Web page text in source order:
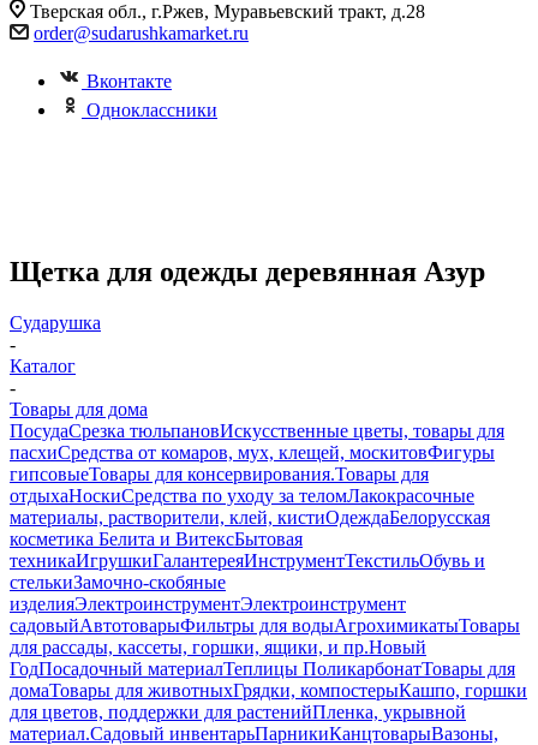
Тверская обл., г.Ржев, Муравьевский тракт, д.28
order@sudarushkamarket.ru
Вконтакте
Одноклассники
Щетка для одежды деревянная Азур
Сударушка
-
Каталог
-
Товары для дома
ПосудаСрезка тюльпановИскусственные цветы, товары для
пасхиСредства от комаров, мух, клещей, москитовФигуры
гипсовыеТовары для консервирования.Товары для
отдыхаНоскиСредства по уходу за теломЛакокрасочные
материалы, растворители, клей, кистиОдеждаБелорусская
косметика Белита и ВитексБытовая
техникаИгрушкиГалантереяИнструментТекстильОбувь и
стелькиЗамочно-скобяные
изделияЭлектроинструментЭлектроинструмент
садовыйАвтотоварыФильтры для водыАгрохимикатыТовары
для рассады, кассеты, горшки, ящики, и пр.Новый
ГодПосадочный материалТеплицы ПоликарбонатТовары для
домаТовары для животныхГрядки, компостерыКашпо, горшки
для цветов, поддержки для растенийПленка, укрывной
материал.Садовый инвентарьПарникиКанцтоварыВазоны,